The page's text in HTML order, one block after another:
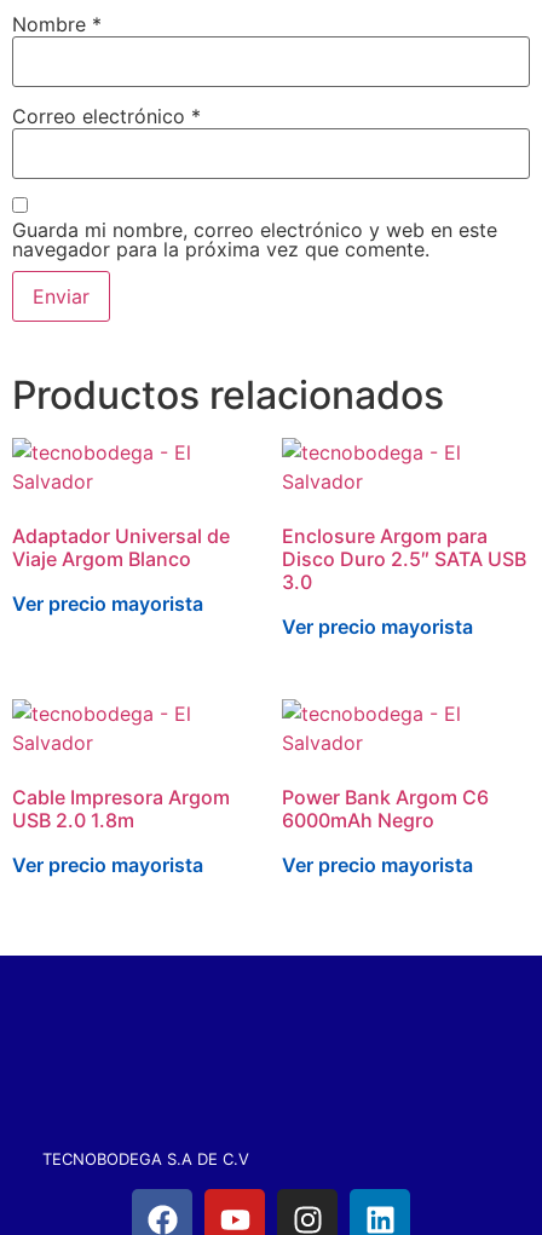
Nombre *
Correo electrónico *
Guarda mi nombre, correo electrónico y web en este
navegador para la próxima vez que comente.
Productos relacionados
Adaptador Universal de
Viaje Argom Blanco
Ver precio mayorista
Enclosure Argom para
Disco Duro 2.5″ SATA USB
3.0
Ver precio mayorista
Cable Impresora Argom
USB 2.0 1.8m
Ver precio mayorista
Power Bank Argom C6
6000mAh Negro
Ver precio mayorista
TECNOBODEGA S.A DE C.V